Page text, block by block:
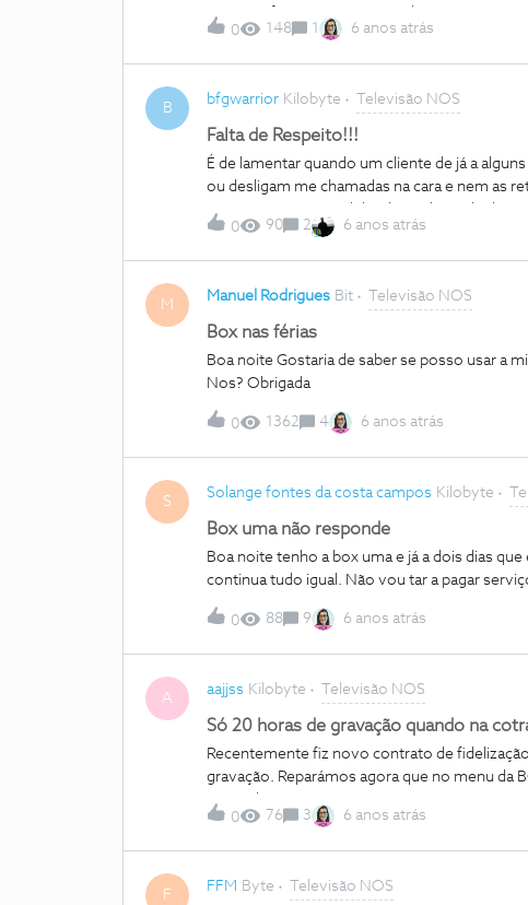
uma não funciona. Para quando está prevista
standard? Cumprimentos, MG
0 148 1 6 anos atrás
B
bfgwarrior Kilobyte Televisão NOS
Falta de Respeito!!!
É de lamentar quando um cliente de já a
ou desligam me chamadas na cara e nem as
resposta ao meu pedido, do qual tive de
bastou 13 min ao telefone com uma
para ganharem dinheiro prestam… irra
0 90 2 6 anos atrás
M
Manuel Rodrigues Bit Televisão NOS
Box nas férias
Boa noite Gostaria de saber se posso usar a minha box numa casa de férias, onde existe serviço
Nos? Obrigada
0 1362 4 6 anos atrás
S
Solange fontes da costa campos Kilobyte
Box uma não responde
Boa noite tenho a box uma e já a dois dias
continua tudo igual. Não vou tar a pagar
0 88 9 6 anos atrás
A
aajjss Kilobyte Televisão NOS
Só 20 horas de gravação quando na
Recentemente fiz novo contrato de
gravação. Reparámos agora que no menu
Seara cliente Cxxxxxxxxx
0
76 3 6 anos atrás
F
FFM Byte Televisão NOS